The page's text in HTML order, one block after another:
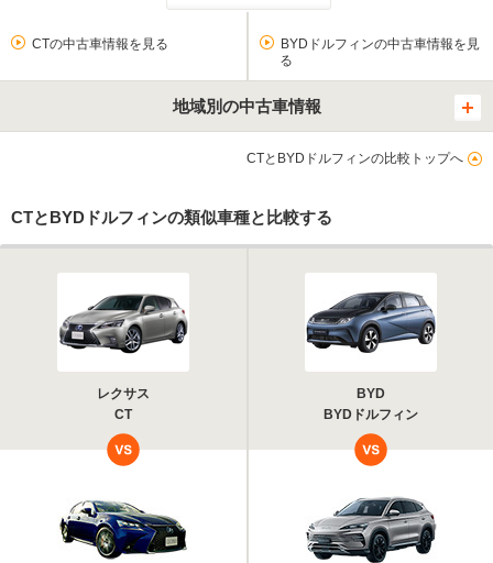
CTの中古車情報を見る
BYDドルフィンの中古車情報を見
る
地域別の中古車情報
CTとBYDドルフィンの比較トップへ
CTとBYDドルフィンの類似車種と比較する
レクサス
CT
BYD
BYDドルフィン